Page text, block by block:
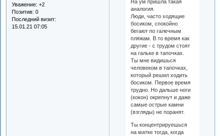
Уважение: +2
Позитив: 0
Последний визит:
15.01.21 07:05
На ум пришла такая
аналогия.
Люди, часто ходящие
босиком, спокойно
бегают по галечным
пляжам. В то время как
другие - с трудом стоят
на гальке в тапочках.
Ты мне видишься
человеком в тапочках,
который решил ходить
босиком. Первое время
трудно. Но дальше ноги
(кокон) окрепнут и даже
самые острые камни
(взгляды) не поранят.
Ты концентрируешься
на матке тогда, когда